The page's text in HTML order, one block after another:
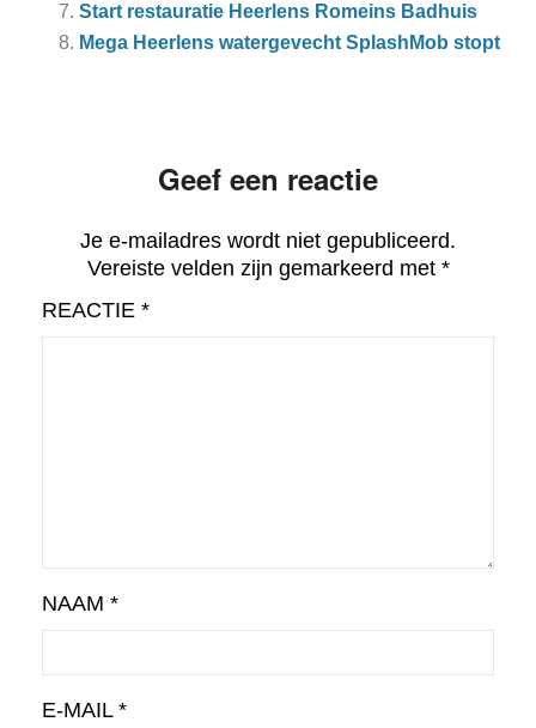
Start restauratie Heerlens Romeins Badhuis
Mega Heerlens watergevecht SplashMob stopt
Geef een reactie
Je e-mailadres wordt niet gepubliceerd.
Vereiste velden zijn gemarkeerd met *
REACTIE *
NAAM *
E-MAIL *